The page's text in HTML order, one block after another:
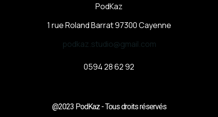
PodKaz
1 rue Roland Barrat 97300 Cayenne
podkaz.studio@gmail.com
0594 28 62 92
@2023 PodKaz - Tous droits réservés